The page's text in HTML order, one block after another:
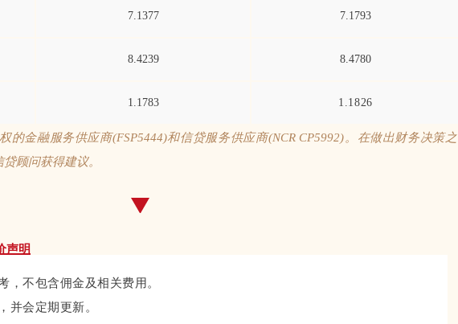
7.1377 7.1793
8.4239 8.4780
1.1783 1.1826
的金融服务供应商(FSP5444)和信贷服务供应商(NCR CP5992)。在做出财务决策之
顾问获得建议。
声明
，不包含佣金及相关费用。
并会定期更新。